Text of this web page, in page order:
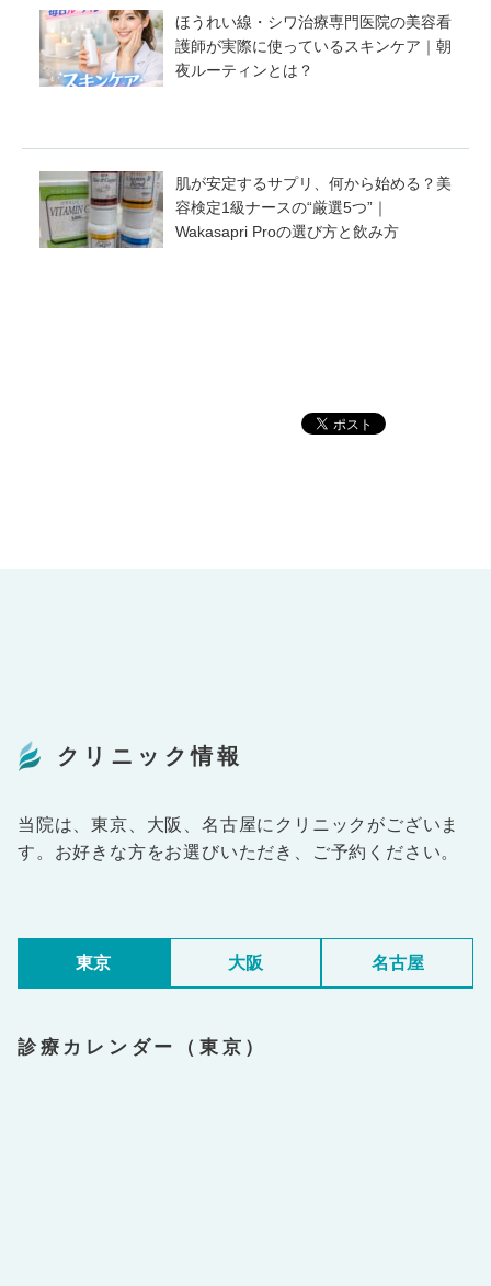
ほうれい線・シワ治療専門医院の美容看
護師が実際に使っているスキンケア｜朝
夜ルーティンとは？
肌が安定するサプリ、何から始める？美
容検定1級ナースの“厳選5つ”｜
Wakasapri Proの選び方と飲み方
クリニック情報
当院は、東京、大阪、名古屋にクリニックがございま
す。お好きな方をお選びいただき、ご予約ください。
東京 大阪 名古屋
診療カレンダー（東京）